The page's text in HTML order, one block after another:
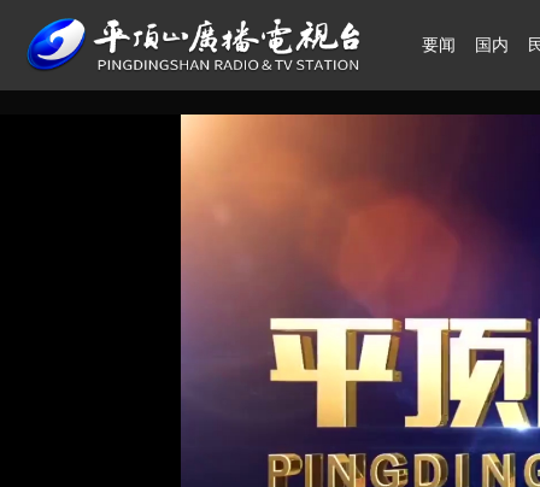
要闻 国内